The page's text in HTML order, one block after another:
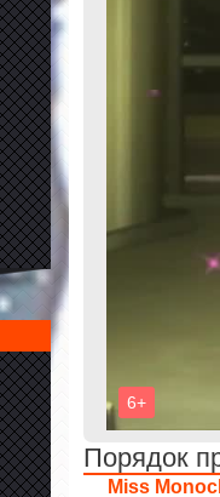
Порядок
Miss